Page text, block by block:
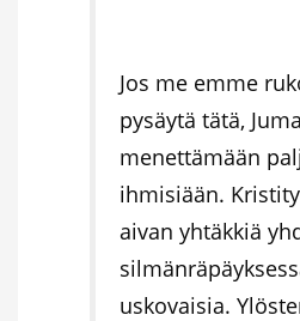
Jos me emme
pysäytä tätä,
menettämään
ihmisiään.
aivan yhtäkkiä
uskovaisia.